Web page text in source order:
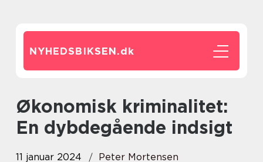
NYHEDSBIKSEN.dk
Økonomisk kriminalitet:
En dybdegående indsigt
11 januar 2024
Peter Mortensen